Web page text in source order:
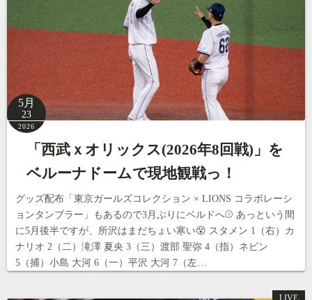
5月
23
2026
「西武ｘオリックス(2026年8回戦)」を
ベルーナドームで現地観戦っ！
グッズ配布「東京ガールズコレクション × LIONS コラボレーシ
ョンタンブラー」もあるので3月ぶりにベルドへ⚾️ あっという間
に5月後半ですが、所沢はまだちょい寒い😵 スタメン 1（右）カ
ナリオ 2（二）滝澤 夏央 3（三）渡部 聖弥 4（指）ネビン
5（捕）小島 大河 6（一）平沢 大河 7（左…
LIVE